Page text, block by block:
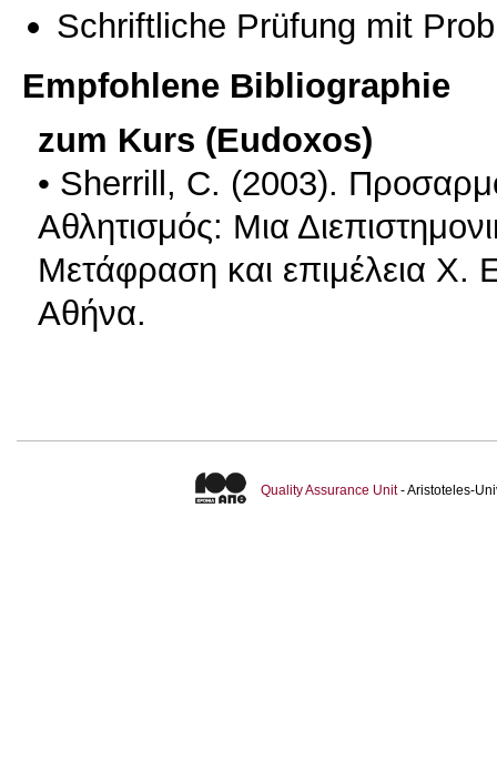
Schriftliche Prüfung mit
Empfohlene Bibliographie
zum Kurs (Eudoxos)
• Sherrill, C. (2003).
Αθλητισμός: Μια
Μετάφραση και επιμέλεια Χ.
Αθήνα.
Quality Assurance Unit- Aristoteles-